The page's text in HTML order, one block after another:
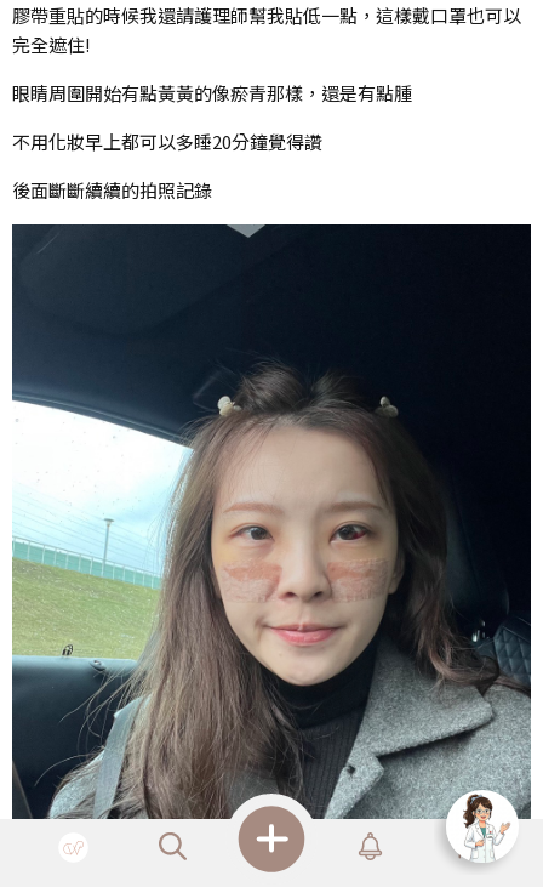
膠帶重貼的時候我還請護理師幫我貼低一點，這樣戴口罩也可以
完全遮住!
眼睛周圍開始有點黃黃的像瘀青那樣，還是有點腫
不用化妝早上都可以多睡20分鐘覺得讚
後面斷斷續續的拍照記錄